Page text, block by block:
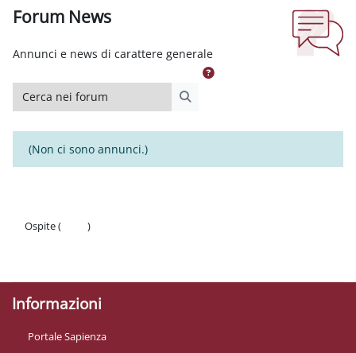
Forum News
Annunci e news di carattere generale
Cerca nei forum
(Non ci sono annunci.)
Ospite (
)
Informazioni
Portale Sapienza